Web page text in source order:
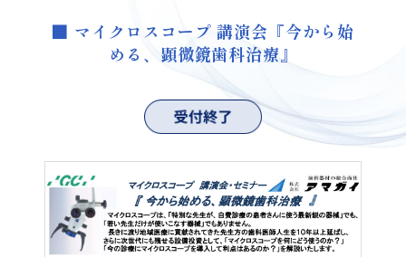
■ マイクロスコープ 講演会『今から始
める、顕微鏡歯科治療』